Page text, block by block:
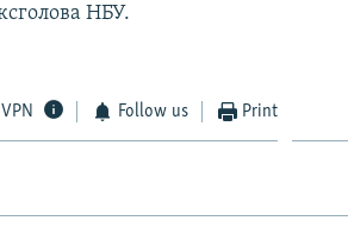
НБУ.
Follow us Print